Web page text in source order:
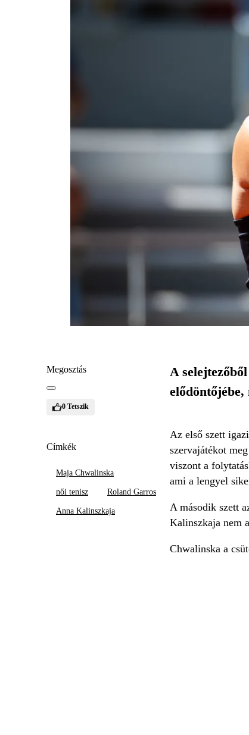
Megosztás
0 Tetszik
Címkék
Maja Chwalinska
női tenisz Roland Garros
Anna Kalinszkaja
A
Az első szett
szervajátékot
viszont a
ami a lengyel
A második szett
Kalinszkaja nem
Chwalinska a